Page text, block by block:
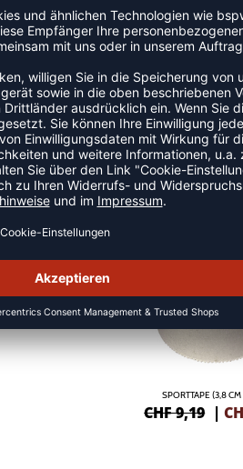
-30%
SPORTTAPE (3,8
CHF 9,19 |